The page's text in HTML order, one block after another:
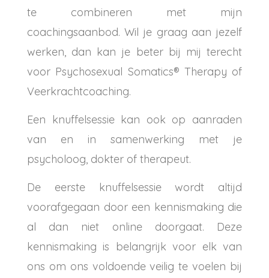
te combineren met mijn
coachingsaanbod. Wil je graag aan jezelf
werken, dan kan je beter bij mij terecht
voor Psychosexual Somatics® Therapy of
Veerkrachtcoaching.
Een knuffelsessie kan ook op aanraden
van en in samenwerking met je
psycholoog, dokter of therapeut.
De eerste knuffelsessie wordt altijd
voorafgegaan door een kennismaking die
al dan niet online doorgaat. Deze
kennismaking is belangrijk voor elk van
ons om ons voldoende veilig te voelen bij